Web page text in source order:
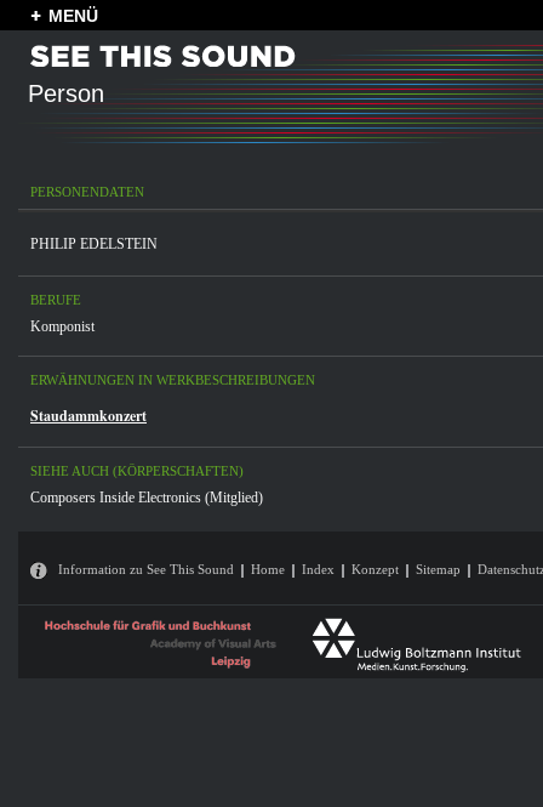
MENÜ
Person
PERSONENDATEN
PHILIP EDELSTEIN
BERUFE
Komponist
ERWÄHNUNGEN IN WERKBESCHREIBUNGEN
Staudammkonzert
SIEHE AUCH (KÖRPERSCHAFTEN)
Composers Inside Electronics (Mitglied)
Information zu See This Sound Home Index Konzept Sitemap